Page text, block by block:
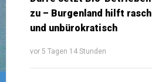
zu – Burgenland hilft rasch
und unbürokratisch
vor 5 Tagen 14 Stunden